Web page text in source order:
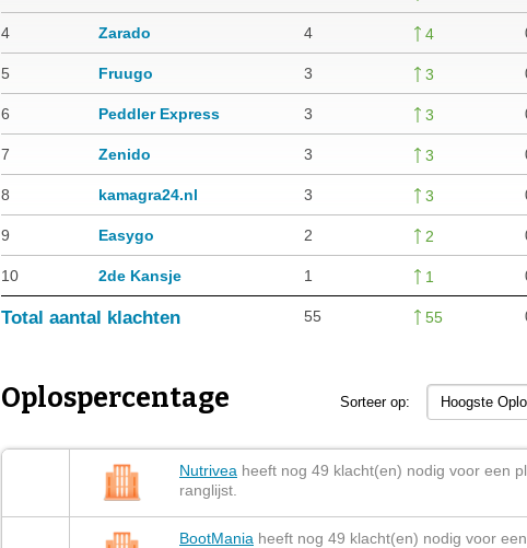
4 Zarado 4 4
5 Fruugo 3 3
6 Peddler Express 3 3
7 Zenido 3 3
8 kamagra24.nl 3 3
9 Easygo 2 2
10 2de Kansje 1 1
Total aantal klachten 55 55
Oplospercentage Sorteer op: Hoogste
Nutrivea heeft nog 49 klacht(en) nodig voor een
ranglijst.
BootMania heeft nog 49 klacht(en) nodig voor